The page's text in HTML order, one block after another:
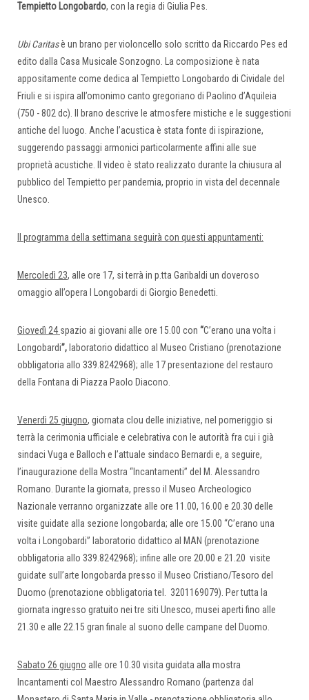
Tempietto Longobardo, con la regia di Giulia Pes.
Ubi Caritasè un brano per violoncello solo scritto da Riccardo Pes ed
edito dalla Casa Musicale Sonzogno. La composizione è nata
appositamente come dedica al Tempietto Longobardo di Cividale del
Friuli e si ispira all’omonimo canto gregoriano di Paolino d’Aquileia
(750 - 802 dc). Il brano descrive le atmosfere mistiche e le suggestioni
antiche del luogo. Anche l’acustica è stata fonte di ispirazione,
suggerendo passaggi armonici particolarmente affini alle sue
proprietà acustiche. Il video è stato realizzato durante la chiusura al
pubblico del Tempietto per pandemia, proprio in vista del decennale
Unesco.
Il programma della settimana seguirà con questi appuntamenti:
Mercoledì 23, alle ore 17, si terrà in p.tta Garibaldi un doveroso
omaggio all’opera I Longobardi di Giorgio Benedetti.
Giovedì 24 spazio ai giovani alle ore 15.00 con “C’erano una volta i
Longobardi”, laboratorio didattico al Museo Cristiano (prenotazione
obbligatoria allo 339.8242968); alle 17 presentazione del restauro
della Fontana di Piazza Paolo Diacono.
Venerdì 25 giugno, giornata clou delle iniziative, nel pomeriggio si
terrà la cerimonia ufficiale e celebrativa con le autorità fra cui i già
sindaci Vuga e Balloch e l’attuale sindaco Bernardi e, a seguire,
l’inaugurazione della Mostra “Incantamenti” del M. Alessandro
Romano. Durante la giornata, presso il Museo Archeologico
Nazionale verranno organizzate alle ore 11.00, 16.00 e 20.30 delle
visite guidate alla sezione longobarda; alle ore 15.00 “C’erano una
volta i Longobardi” laboratorio didattico al MAN (prenotazione
obbligatoria allo 339.8242968); infine alle ore 20.00 e 21.20 visite
guidate sull’arte longobarda presso il Museo Cristiano/Tesoro del
Duomo (prenotazione obbligatoria tel. 3201169079). Per tutta la
giornata ingresso gratuito nei tre siti Unesco, musei aperti fino alle
21.30 e alle 22.15 gran finale al suono delle campane del Duomo.
Sabato 26 giugno alle ore 10.30 visita guidata alla mostra
Incantamenti col Maestro Alessandro Romano (partenza dal